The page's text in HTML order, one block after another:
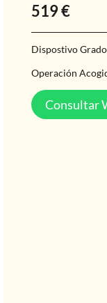
519€
Dispostivo
Operación
Consultar